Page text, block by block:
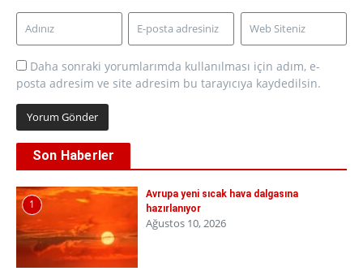
Daha sonraki yorumlarımda kullanılması için adım, e-
posta adresim ve site adresim bu tarayıcıya kaydedilsin.
Son Haberler
1
Avrupa yeni sıcak hava dalgasına
hazırlanıyor
Ağustos 10, 2026